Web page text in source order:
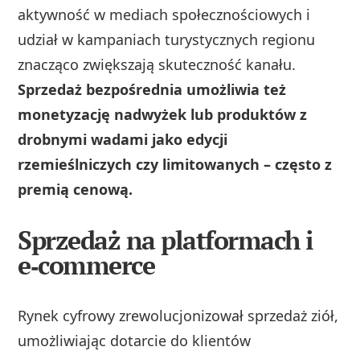
aktywność w mediach społecznościowych i
udział w kampaniach turystycznych regionu
znacząco zwiększają skuteczność kanału.
Sprzedaż bezpośrednia umożliwia też
monetyzację nadwyżek lub produktów z
drobnymi wadami jako edycji
rzemieślniczych czy limitowanych – często z
premią cenową.
Sprzedaż na platformach i
e‑commerce
Rynek cyfrowy zrewolucjonizował sprzedaż ziół,
umożliwiając dotarcie do klientów